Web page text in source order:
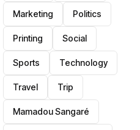
Marketing Politics
Printing Social
Sports Technology
Travel Trip
Mamadou Sangaré